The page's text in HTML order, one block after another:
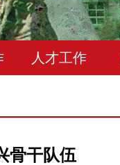
人才工作
骨干队伍